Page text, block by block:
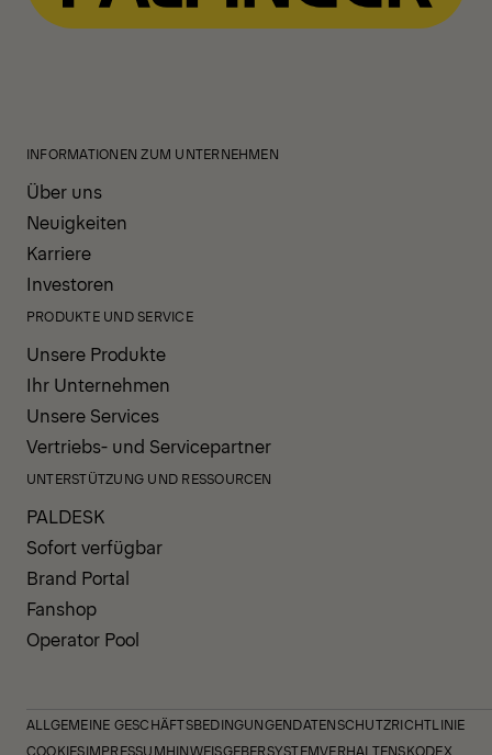
INFORMATIONEN ZUM UNTERNEHMEN
Über uns
Neuigkeiten
Karriere
Investoren
PRODUKTE UND SERVICE
Unsere Produkte
Ihr Unternehmen
Unsere Services
Vertriebs- und Servicepartner
UNTERSTÜTZUNG UND RESSOURCEN
PALDESK
Sofort verfügbar
Brand Portal
Fanshop
Operator Pool
ALLGEMEINE GESCHÄFTSBEDINGUNGENDATENSCHUTZRICHTLINIE
COOKIESIMPRESSUMHINWEISGEBERSYSTEMVERHALTENSKODEX